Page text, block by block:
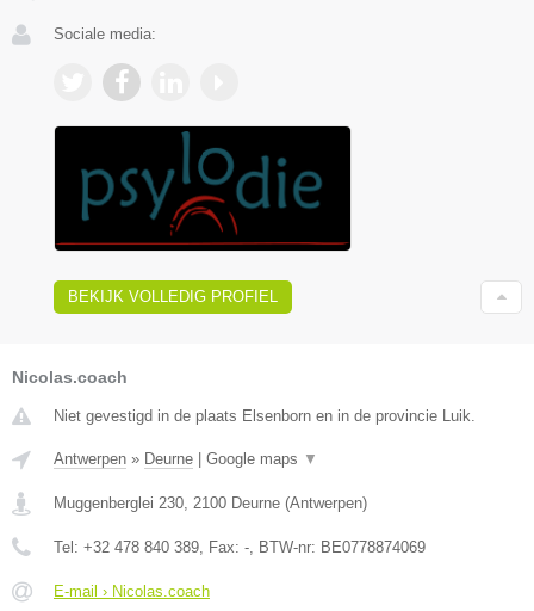
Sociale media:
BEKIJK VOLLEDIG PROFIEL
Nicolas.coach
Niet gevestigd in de plaats Elsenborn en in de provincie Luik.
Antwerpen » Deurne Google maps ▼
Muggenberglei 230, 2100 Deurne (Antwerpen)
Tel: +32 478 840 389, Fax: -, BTW-nr: BE0778874069
E-mail › Nicolas.coach